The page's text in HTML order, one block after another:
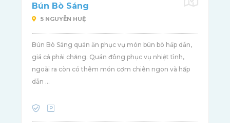
Bún Bò Sáng
5 NGUYỄN HUỆ
Bún Bò Sáng quán ăn phục vụ món bún bò hấp dẫn,
giá cả phải chăng. Quán đông phục vụ nhiệt tình,
ngoài ra còn có thêm món cơm chiên ngon và hấp
dẫn ...